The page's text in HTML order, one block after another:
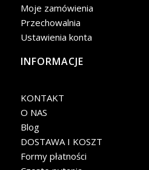
Moje zamówienia
Przechowalnia
Ustawienia konta
INFORMACJE
KONTAKT
O NAS
Blog
DOSTAWA I KOSZT
Formy płatności